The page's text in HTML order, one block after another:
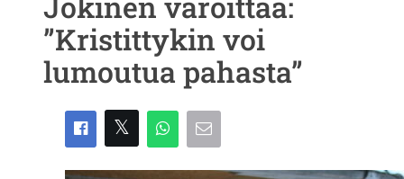
”Kristittykin voi
lumoutua pahasta”